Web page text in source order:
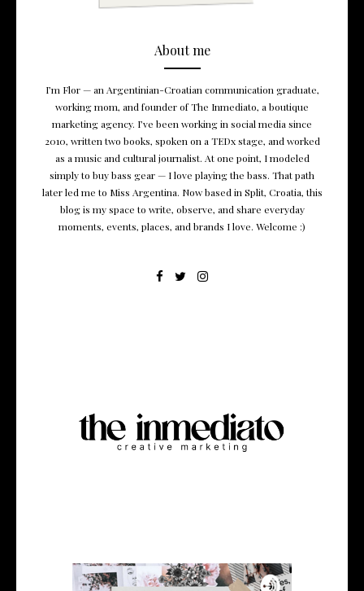
About me
I’m Flor — an Argentinian-Croatian communication graduate,
working mom, and founder of The Inmediato, a boutique
marketing agency. I’ve been working in social media since
2010, written two books, spoken on a TEDx stage, and worked
as a music and cultural journalist. At one point, I modeled
simply to buy bass gear — I love playing the bass. That path
later led me to Miss Argentina. Now based in Split, Croatia, this
blog is my space to write, observe, and share everyday
moments, events, places, and brands I love. Welcome :)